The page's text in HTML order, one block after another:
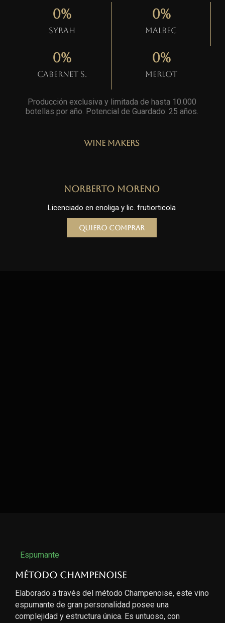
Syrah
0%
Malbec
0%
Cabernet S.
0%
Merlot
0%
Producción exclusiva y limitada de hasta 10.000
botellas por año. Potencial de Guardado: 25 años
Wine Makers
Norberto Moreno
Licenciado en enoliga y lic. frutiorticola
Quiero comprar
Espumante
Método Champenoise
Elaborado a través del método Champenoise, este vino
espumante de gran personalidad posee una
complejidad y estructura única. Es untuoso, con